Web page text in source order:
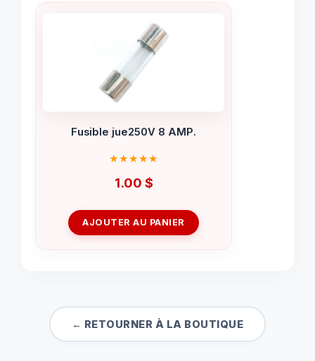
Fusible jue250V 8 AMP.
1.00 $
AJOUTER AU PANIER
← RETOURNER À LA BOUTIQUE